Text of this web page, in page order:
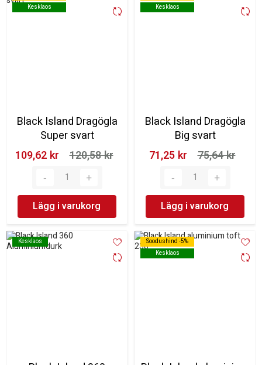
Kesklaos
Kesklaos
Black Island Dragögla
Super svart
109,62 kr‎
120,58 kr‎
Lägg i varukorg
Kesklaos
Kesklaos
Black Island Dragögla
Big svart
71,25 kr‎
75,64 kr‎
Lägg i varukorg
Kesklaos
Kesklaos
Soodushind -5%
Kesklaos
Soodushind -5%
Kesklaos